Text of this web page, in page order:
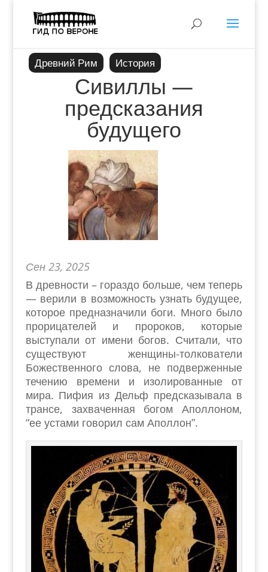
Древний Рим История
Сивиллы —
предсказания
будущего
Сен 23, 2025
В древности – гораздо больше, чем теперь
— верили в возможность узнать будущее,
которое предназначили боги. Много было
прорицателей и пророков, которые
выступали от имени богов. Считали, что
существуют женщины-толкователи
Божественного слова, не подверженные
течению времени и изолированные от
мира. Пифия из Дельф предсказывала в
трансе, захваченная богом Аполлоном,
“ее устами говорил сам Аполлон”.